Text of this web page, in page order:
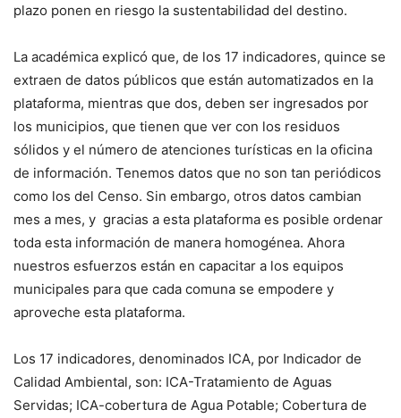
plazo ponen en riesgo la sustentabilidad del destino.
La académica explicó que, de los 17 indicadores, quince se
extraen de datos públicos que están automatizados en la
plataforma, mientras que dos, deben ser ingresados por
los municipios, que tienen que ver con los residuos
sólidos y el número de atenciones turísticas en la oficina
de información. Tenemos datos que no son tan periódicos
como los del Censo. Sin embargo, otros datos cambian
mes a mes, y gracias a esta plataforma es posible ordenar
toda esta información de manera homogénea. Ahora
nuestros esfuerzos están en capacitar a los equipos
municipales para que cada comuna se empodere y
aproveche esta plataforma.
Los 17 indicadores, denominados ICA, por Indicador de
Calidad Ambiental, son: ICA-Tratamiento de Aguas
Servidas; ICA-cobertura de Agua Potable; Cobertura de